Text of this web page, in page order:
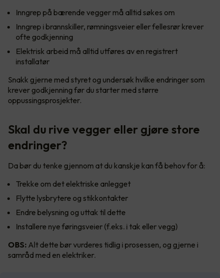
Inngrep på bærende vegger må alltid søkes om
Inngrep i brannskiller, rømningsveier eller fellesrør krever
ofte godkjenning
Elektrisk arbeid må alltid utføres av en registrert
installatør
Snakk gjerne med styret og undersøk hvilke endringer som
krever godkjenning før du starter med større
oppussingsprosjekter.
Skal du rive vegger eller gjøre store
endringer?
Da bør du tenke gjennom at du kanskje kan få behov for å:
Trekke om det elektriske anlegget
Flytte lysbrytere og stikkontakter
Endre belysning og uttak til dette
Installere nye føringsveier (f.eks. i tak eller vegg)
OBS: Alt dette bør vurderes tidlig i prosessen, og gjerne i
samråd med en elektriker.